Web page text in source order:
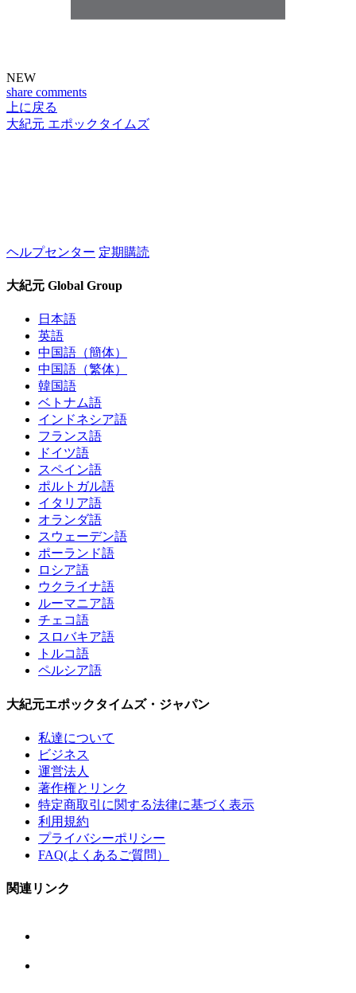
NEW
share comments
上に戻る
大紀元 エポックタイムズ
ヘルプセンター 定期購読
大紀元 Global Group
日本語
英語
中国語（簡体）
中国語（繁体）
韓国語
ベトナム語
インドネシア語
フランス語
ドイツ語
スペイン語
ポルトガル語
イタリア語
オランダ語
スウェーデン語
ポーランド語
ロシア語
ウクライナ語
ルーマニア語
チェコ語
スロバキア語
トルコ語
ペルシア語
大紀元エポックタイムズ・ジャパン
私達について
ビジネス
運営法人
著作権とリンク
特定商取引に関する法律に基づく表示
利用規約
プライバシーポリシー
FAQ(よくあるご質問）
関連リンク